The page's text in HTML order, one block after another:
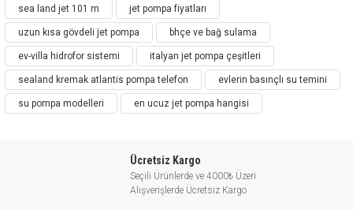
Yorum Yaz
sea land jet 101 m
jet pompa fiyatları
uzun kısa gövdeli jet pompa bhçe ve bağ sulama
ev-villa hidrofor sistemi italyan jet pompa çeşitleri
sealand kremak atlantis pompa telefon evlerin basınçlı su temini
su pompa modelleri en ucuz jet pompa hangisi
Ücretsiz Kargo
Seçili Ürünlerde ve 4000₺ Üzeri
Alışverişlerde Ücretsiz Kargo